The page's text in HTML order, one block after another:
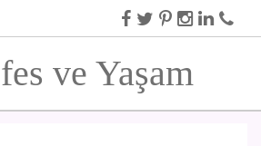
ve Yaşam